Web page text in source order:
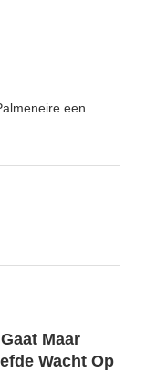
een
Maar
Wacht Op